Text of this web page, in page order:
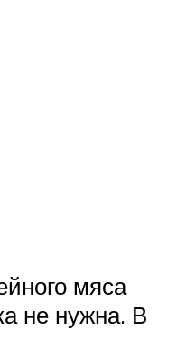
мяса
не нужна. В